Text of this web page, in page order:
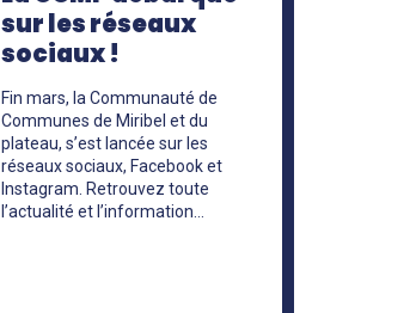
sur les réseaux
sociaux !
Fin mars, la Communauté de
Communes de Miribel et du
plateau, s’est lancée sur les
réseaux sociaux, Facebook et
Instagram. Retrouvez toute
l’actualité et l’information…